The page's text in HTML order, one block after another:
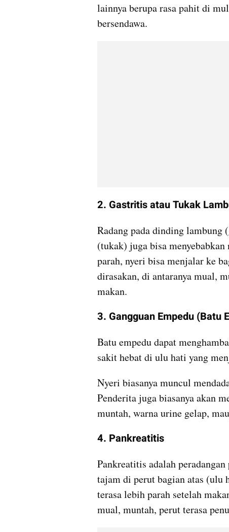
lainnya berupa rasa pahit di
bersendawa.
2. Gastritis atau Tukak
Radang pada dinding lambung
(tukak) juga bisa
parah, nyeri bisa menjalar ke
dirasakan, di antaranya mual,
makan.
3. Gangguan Empedu (Batu
Batu empedu dapat
sakit hebat di ulu hati yang
Nyeri biasanya muncul
Penderita juga biasanya akan
muntah, warna urine gelap,
4. Pankreatitis
Pankreatitis adalah
tajam di perut bagian atas (ulu
terasa lebih parah setelah
mual, muntah, perut terasa